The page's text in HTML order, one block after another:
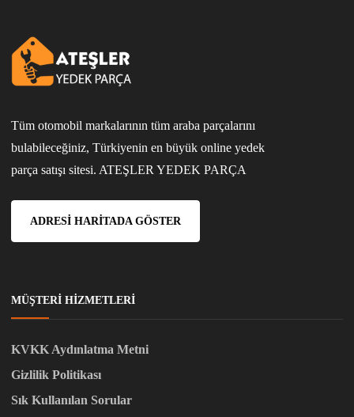
Tüm otomobil markalarının tüm araba parçalarını
bulabileceğiniz, Türkiyenin en büyük online yedek
parça satışı sitesi. ATEŞLER YEDEK PARÇA
ADRESI HARITADA GÖSTER
MÜŞTERI HIZMETLERI
KVKK Aydınlatma Metni
Gizlilik Politikası
Sık Kullanılan Sorular